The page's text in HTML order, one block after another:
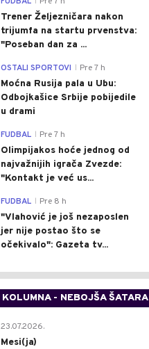
Trener Željezničara nakon
trijumfa na startu prvenstva:
"Poseban dan za ...
OSTALI SPORTOVI Pre 7 h
Moćna Rusija pala u Ubu:
Odbojkašice Srbije pobijedile
u drami
FUDBAL Pre 7 h
Olimpijakos hoće jednog od
najvažnijih igrača Zvezde:
"Kontakt je već us...
FUDBAL Pre 8 h
"Vlahović je još nezaposlen
jer nije postao što se
očekivalo": Gazeta tv...
KOLUMNA - NEBOJŠA ŠATARA
23.07.2026.
Mesi(ja)